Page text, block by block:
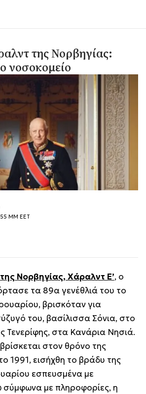
της Νορβηγίας:
νοσοκομείο
ΜΜ EET
Νορβηγίας, Χάραλντ Ε’, ο
τα 89α γενέθλιά του το
βρισκόταν για
του, βασίλισσα Σόνια, στο
Τενερίφης, στα Κανάρια Νησιά.
στον θρόνο της
1991, εισήχθη το βράδυ της
εσπευσμένα με
με πληροφορίες, η